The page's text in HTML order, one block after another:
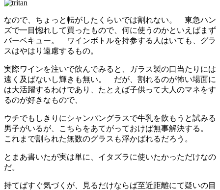
なので、ちょっと転がしたくらいでは割れない。 東急ハン
ズで一目惚れして買ったもので、何に使うのかといえばまず
バーベキュー。 ワインボトルを持参する人はいても、グラ
スはやはり遠慮するもの。
実際ワインを注いで飲んでみると、ガラス製の口当たりには
遠く及ばないし輝きも無い。 だが、割れるのが怖い場面に
は大活躍するわけであり、たとえば子供って大人のマネをす
るのが好きなもので、
ウチでもしきりにシャンパングラスで牛乳を飲もうと試みる
男子がいるが、こちらをあてがっておけば無事解決する。
これまで割られた無数のグラスも浮かばれるだろう。
とまあ書いたが実は単に、イタズラに使いたかっただけなの
だ。
持てばすぐ気づくが、見るだけならば至近距離にて疑いの目